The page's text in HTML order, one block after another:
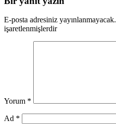
E-posta adresiniz yayınlanmayacak.
işaretlenmişlerdir
Yorum *
Ad *